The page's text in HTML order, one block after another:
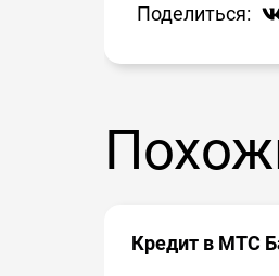
Поделиться:
Кредит в МТС